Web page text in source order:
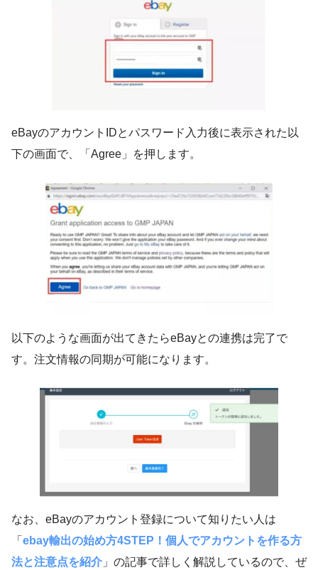
eBayのアカウントIDとパスワード入力後に表示された以
下の画面で、「Agree」を押します。
以下のような画面が出てきたらeBayとの連携は完了で
す。注文情報の同期が可能になります。
なお、eBayのアカウント登録について知りたい人は
「 ebay輸出の始め方4STEP！個人でアカウントを作る方
法と注意点を紹介 」の記事で詳しく解説しているので、ぜ